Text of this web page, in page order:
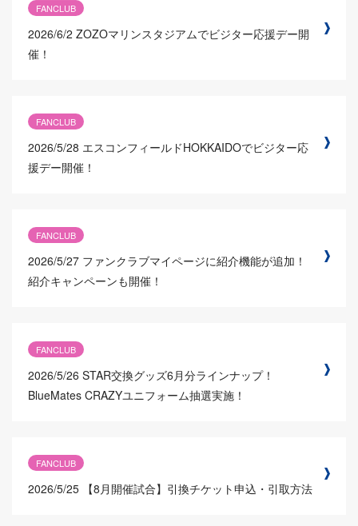
FANCLUB
2026/6/2 ZOZOマリンスタジアムでビジター応援デー開
催！
FANCLUB
2026/5/28 エスコンフィールドHOKKAIDOでビジター応
援デー開催！
FANCLUB
2026/5/27 ファンクラブマイページに紹介機能が追加！
紹介キャンペーンも開催！
FANCLUB
2026/5/26 STAR交換グッズ6月分ラインナップ！
BlueMates CRAZYユニフォーム抽選実施！
FANCLUB
2026/5/25 【8月開催試合】引換チケット申込・引取方法